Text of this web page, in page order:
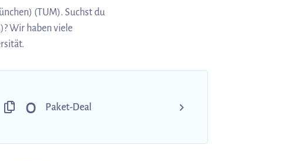
(TUM). Suchst du
Wir haben viele
0 Paket-Deal